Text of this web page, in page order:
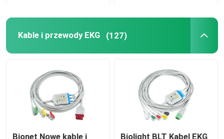
Kable i przewody EKG (127)
Bionet Nowe kable i
Biolight BLT Kabel EKG